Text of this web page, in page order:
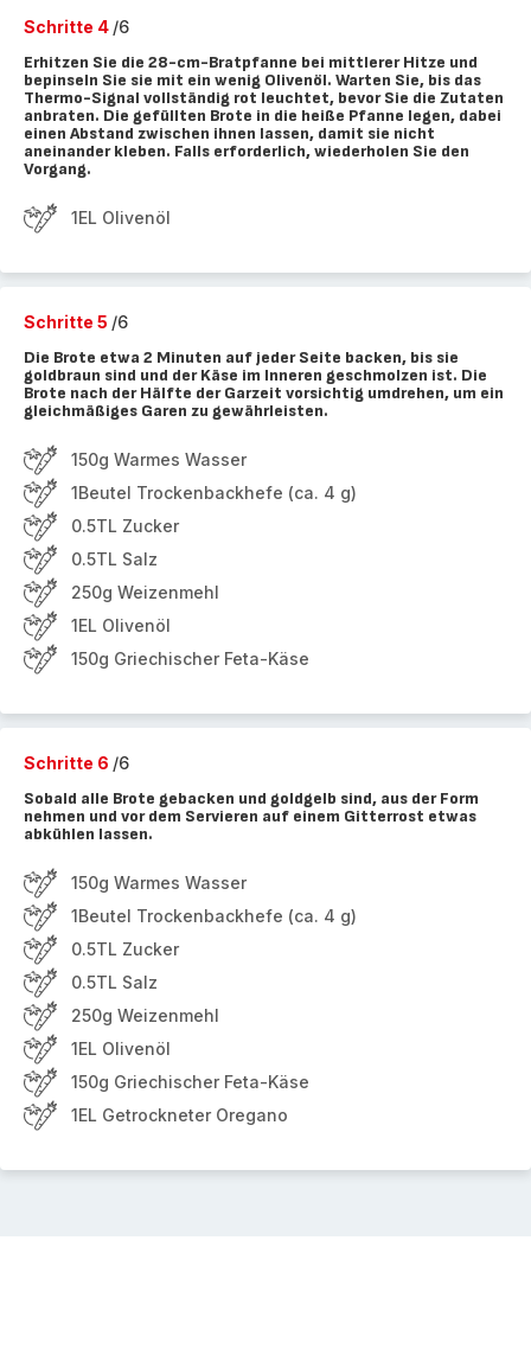
Schritte 4 /6
Erhitzen Sie die 28-cm-Bratpfanne bei mittlerer Hitze und
bepinseln Sie sie mit ein wenig Olivenöl. Warten Sie, bis das
Thermo-Signal vollständig rot leuchtet, bevor Sie die Zutaten
anbraten. Die gefüllten Brote in die heiße Pfanne legen, dabei
einen Abstand zwischen ihnen lassen, damit sie nicht
aneinander kleben. Falls erforderlich, wiederholen Sie den
Vorgang.
1EL Olivenöl
Schritte 5 /6
Die Brote etwa 2 Minuten auf jeder Seite backen, bis sie
goldbraun sind und der Käse im Inneren geschmolzen ist. Die
Brote nach der Hälfte der Garzeit vorsichtig umdrehen, um ein
gleichmäßiges Garen zu gewährleisten.
150g Warmes Wasser
1Beutel Trockenbackhefe (ca. 4 g)
0.5TL Zucker
0.5TL Salz
250g Weizenmehl
1EL Olivenöl
150g Griechischer Feta-Käse
Schritte 6 /6
Sobald alle Brote gebacken und goldgelb sind, aus der Form
nehmen und vor dem Servieren auf einem Gitterrost etwas
abkühlen lassen.
150g Warmes Wasser
1Beutel Trockenbackhefe (ca. 4 g)
0.5TL Zucker
0.5TL Salz
250g Weizenmehl
1EL Olivenöl
150g Griechischer Feta-Käse
1EL Getrockneter Oregano